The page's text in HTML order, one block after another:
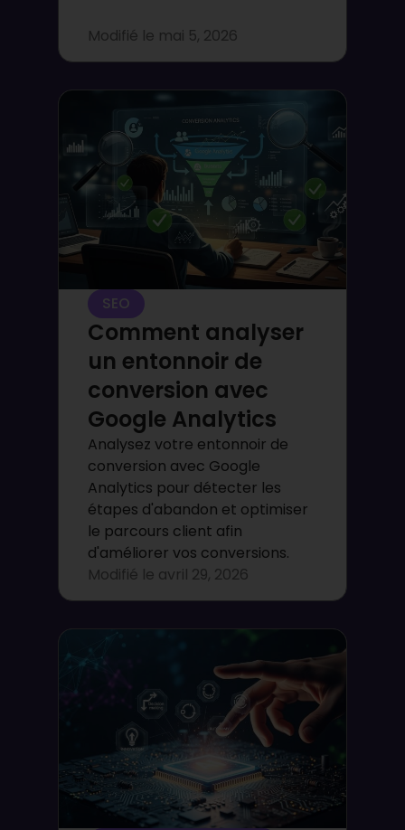
Modifié le mai 5, 2026
SEO
Comment analyser
un entonnoir de
conversion avec
Google Analytics
Analysez votre entonnoir de
conversion avec Google
Analytics pour détecter les
étapes d'abandon et optimiser
le parcours client afin
d'améliorer vos conversions.
Modifié le avril 29, 2026